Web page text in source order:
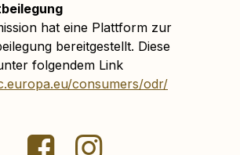
hat eine Plattform zur
bereitgestellt. Diese
folgendem Link
consumers/odr/